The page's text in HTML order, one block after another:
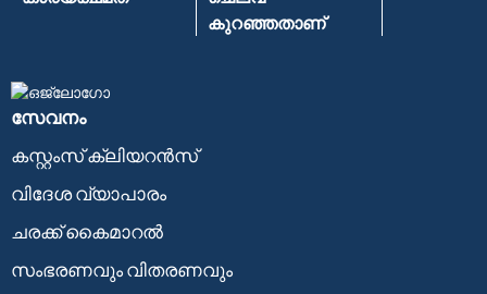
കുറഞ്ഞതാണ്
സേവനം
കസ്റ്റംസ് ക്ലിയറൻസ്
വിദേശ വ്യാപാരം
ചരക്ക് കൈമാറൽ
സംഭരണവും വിതരണവും